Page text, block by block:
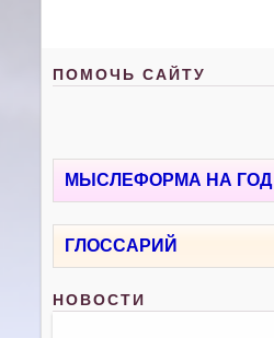
ПОМОЧЬ САЙТУ
МЫСЛЕФОРМА НА ГОД
ГЛОССАРИЙ
НОВОСТИ